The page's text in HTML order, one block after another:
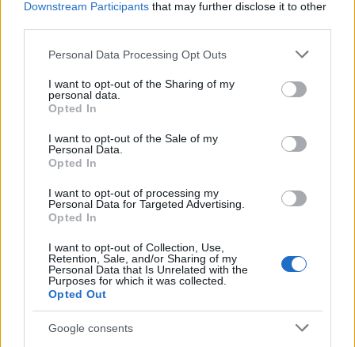
Downstream Participants that may further disclose it to other
Please note that this website/app uses one or more Google
not limited to your visit or usage behaviour. You may click to
grant or deny consent to Google and its third-party tags to
use your data for below specified purposes in below Google
consent section.
Personal Data Processing Opt Outs
I want to opt-out of the Sharing of my
personal data.
Opted In
I want to opt-out of the Sale of my
Personal Data.
Opted In
I want to opt-out of processing my
Personal Data for Targeted Advertising.
Opted In
I want to opt-out of Collection, Use,
Retention, Sale, and/or Sharing of my
Personal Data that Is Unrelated with the
Purposes for which it was collected.
Opted Out
Google consents
Confira os números sorteados no concurso 3754 da Lotofácil
Beatriz Almeida · 6 ago 2026